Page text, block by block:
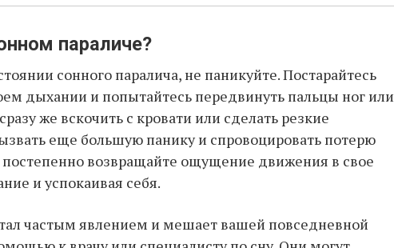
параличе?
сонного паралича, не паникуйте. Постарайтесь
дыхании и попытайтесь передвинуть пальцы ног или
же вскочить с кровати или сделать резкие
еще большую панику и спровоцировать потерю
постепенно возвращайте ощущение движения в свое
и успокаивая себя.
частым явлением и мешает вашей повседневной